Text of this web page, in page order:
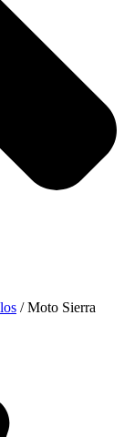
/ Moto Sierra